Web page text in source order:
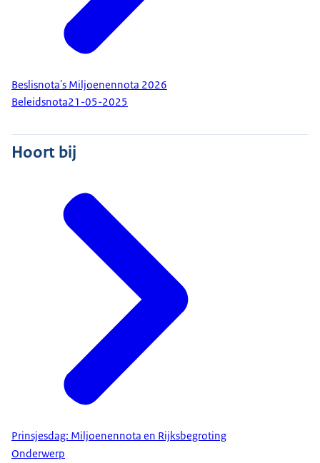
Beslisnota's Miljoenennota 2026
Beleidsnota21-05-2025
Hoort bij
Prinsjesdag: Miljoenennota en Rijksbegroting
Onderwerp